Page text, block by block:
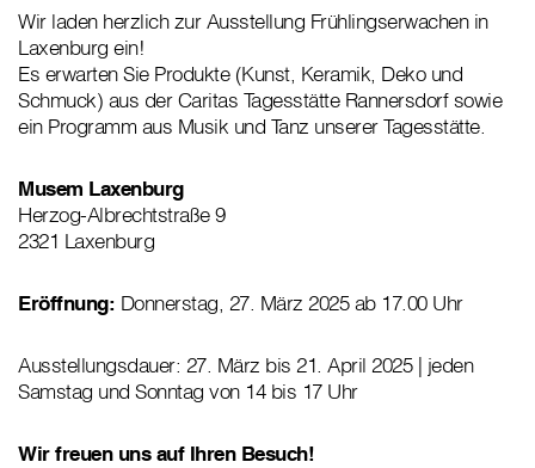
Wir laden herzlich zur Ausstellung Frühlingserwachen in
Laxenburg ein!
Es erwarten Sie Produkte (Kunst, Keramik, Deko und
Schmuck) aus der Caritas Tagesstätte Rannersdorf sowie
ein Programm aus Musik und Tanz unserer Tagesstätte.
Musem Laxenburg
Herzog-Albrechtstraße 9
2321 Laxenburg
Eröffnung: Donnerstag, 27. März 2025 ab 17.00 Uhr
Ausstellungsdauer: 27. März bis 21. April 2025 | jeden
Samstag und Sonntag von 14 bis 17 Uhr
Wir freuen uns auf Ihren Besuch!